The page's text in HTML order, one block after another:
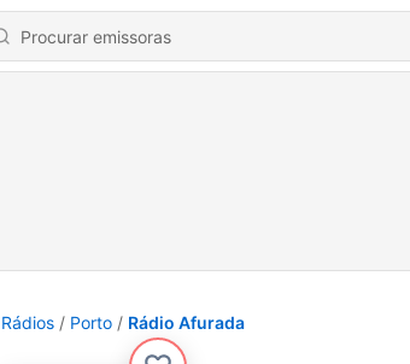
Rádios Porto Rádio Afurada